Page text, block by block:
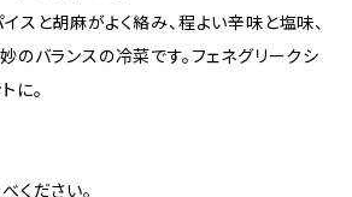
スと胡麻がよく絡み、程よい辛味と塩味、
のバランスの冷菜です。フェネグリークシ
に。
ください。